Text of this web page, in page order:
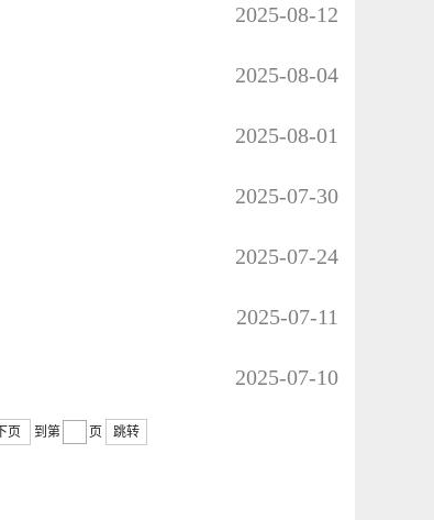
2025-08-12
2025-08-04
2025-08-01
2025-07-30
2025-07-24
2025-07-11
2025-07-10
页 到第 页 跳转